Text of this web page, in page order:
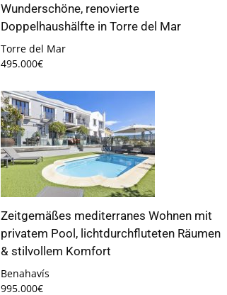
Wunderschöne, renovierte
Doppelhaushälfte in Torre del Mar
Torre del Mar
495.000€
Zeitgemäßes mediterranes Wohnen mit
privatem Pool, lichtdurchfluteten Räumen
& stilvollem Komfort
Benahavís
995.000€